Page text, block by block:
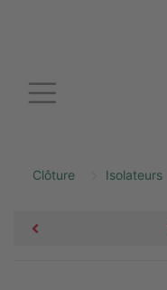
Clôture Isolateurs